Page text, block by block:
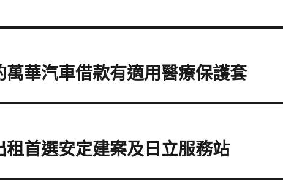
華汽車借款有適用醫療保護套
首選安定建案及日立服務站